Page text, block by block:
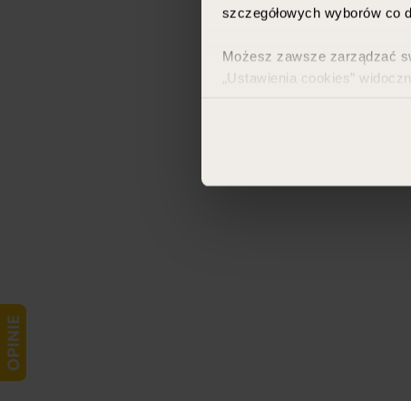
szczegółowych wyborów co
Możesz zawsze zarządzać
„Ustawienia cookies”